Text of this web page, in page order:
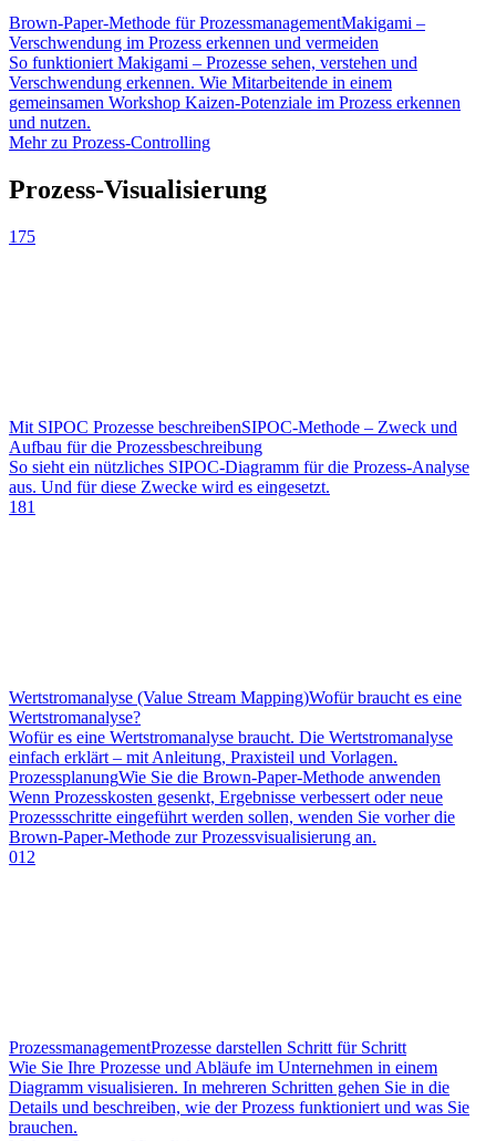
Brown-Paper-Methode für ProzessmanagementMakigami –
Verschwendung im Prozess erkennen und vermeiden
So funktioniert Makigami – Prozesse sehen, verstehen und
Verschwendung erkennen. Wie Mitarbeitende in einem
gemeinsamen Workshop Kaizen-Potenziale im Prozess erkennen
und nutzen.
Mehr zu Prozess-Controlling
Prozess-Visualisierung
175
Mit SIPOC Prozesse beschreibenSIPOC-Methode – Zweck und
Aufbau für die Prozessbeschreibung
So sieht ein nützliches SIPOC-Diagramm für die Prozess-Analyse
aus. Und für diese Zwecke wird es eingesetzt.
181
Wertstromanalyse (Value Stream Mapping)Wofür braucht es eine
Wertstromanalyse?
Wofür es eine Wertstromanalyse braucht. Die Wertstromanalyse
einfach erklärt – mit Anleitung, Praxisteil und Vorlagen.
ProzessplanungWie Sie die Brown-Paper-Methode anwenden
Wenn Prozesskosten gesenkt, Ergebnisse verbessert oder neue
Prozessschritte eingeführt werden sollen, wenden Sie vorher die
Brown-Paper-Methode zur Prozessvisualisierung an.
012
ProzessmanagementProzesse darstellen Schritt für Schritt
Wie Sie Ihre Prozesse und Abläufe im Unternehmen in einem
Diagramm visualisieren. In mehreren Schritten gehen Sie in die
Details und beschreiben, wie der Prozess funktioniert und was Sie
brauchen.